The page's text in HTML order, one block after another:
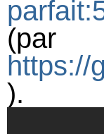
https://
).